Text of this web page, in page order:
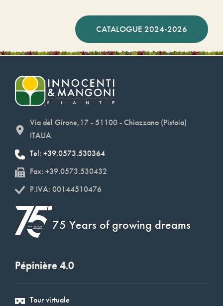
CATALOGUE 2024-2026
Via del Girone,17 - 51100 - Chiazzano (Pistoia)
ITALIA
Tel: +39.0573.530364
Fax: +39.0573.530432
P.IVA: 00144510476
75 Years of growing dreams
Pépinière 4.0
Tour virtuale